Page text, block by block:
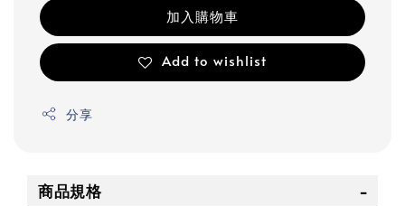
加入購物車
Add to wishlist
分享
商品規格